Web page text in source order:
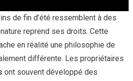
de fin d’été ressemblent à des
reprend ses droits. Cette
en réalité une philosophie de
différente. Les propriétaires
ont souvent développé des